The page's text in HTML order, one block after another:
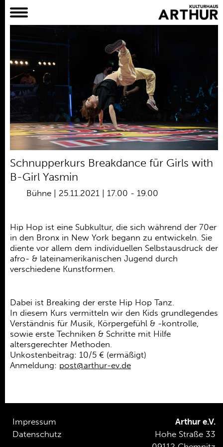
Planer
Alles
Konzert
Bühne
Workshop
Kreativangebote
Archiv
Projekte
Verein
Ehrenamt
Kooperationen
Förderer
Schnupperkurs Breakdance für Girls with
B-Girl Yasmin
Bühne 25.11.2021 | 17.00 - 19.00
Hip Hop ist eine Subkultur, die sich während der 70er
in den Bronx in New York begann zu entwickeln. Sie
diente vor allem dem individuellen Selbstausdruck der
afro- & lateinamerikanischen Jugend durch
verschiedene Kunstformen.
Dabei ist Breaking der erste Hip Hop Tanz.
In diesem Kurs vermitteln wir den Kids grundlegendes
Verständnis für Musik, Körpergefühl & -kontrolle,
sowie erste Techniken & Schritte mit Hilfe
altersgerechter Methoden.
Unkostenbeitrag: 10/5 € (ermäßigt)
Anmeldung: post@arthur-ev.de
Impressum
Datenschutz
Arthur e.V.
Hohe Straße 33